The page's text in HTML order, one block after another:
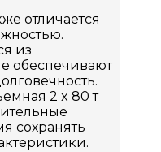
отличается
из
обеспечивают
2 x 80 т
сохранять